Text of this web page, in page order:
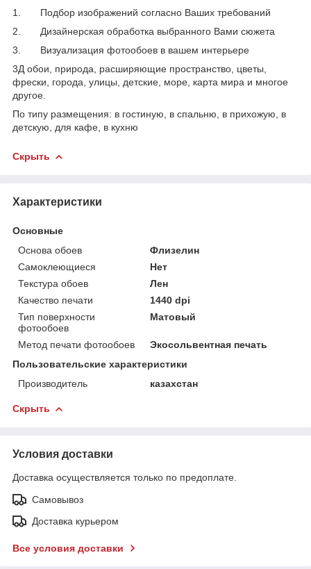
1. Подбор изображений согласно Ваших требований
2. Дизайнерская обработка выбранного Вами сюжета
3. Визуализация фотообоев в вашем интерьере
3Д обои, природа, расширяющие пространство, цветы,
фрески, города, улицы, детские, море, карта мира и многое
другое.
По типу размещения: в гостиную, в спальню, в прихожую, в
детскую, для кафе, в кухню
Скрыть
Характеристики
Основные
Основа обоев
Флизелин
Самоклеющиеся
Нет
Текстура обоев
Лен
Качество печати
1440 dpi
Тип поверхности
фотообоев
Матовый
Метод печати фотообоев
Экосольвентная печать
Пользовательские характеристики
Производитель
казахстан
Скрыть
Условия доставки
Доставка осуществляется только по предоплате.
Самовывоз
Доставка курьером
Все условия доставки